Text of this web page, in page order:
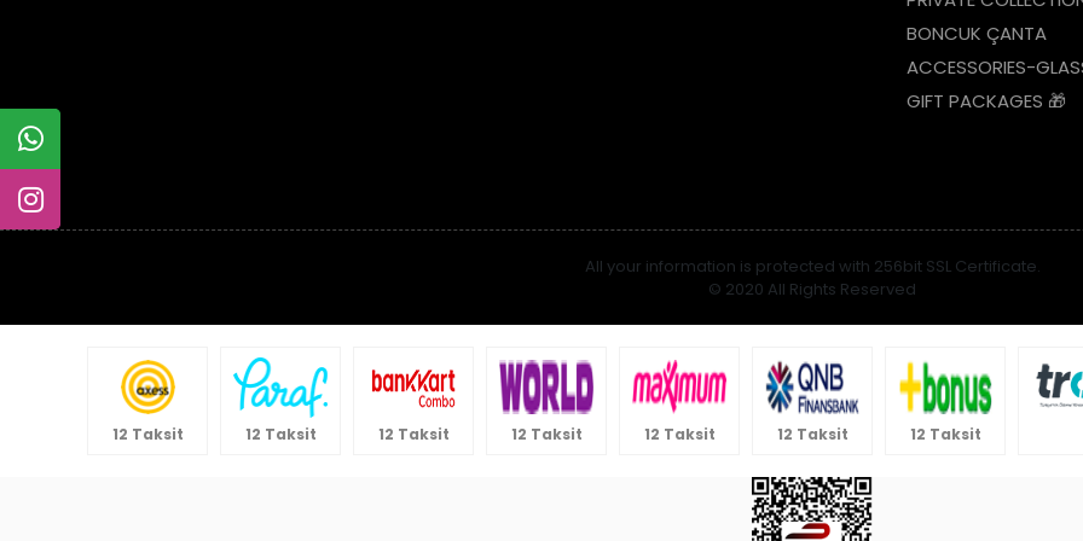
BONCUK ÇANTA
ACCESSORIES-
GIFT PACKAGES 🎁
All your information is protected with 256bit SSL Certificate.
© 2020 All Rights Reserved
12 Taksit 12 Taksit 12 Taksit 12 Taksit 12 Taksit 12 Taksit 12 Taksit